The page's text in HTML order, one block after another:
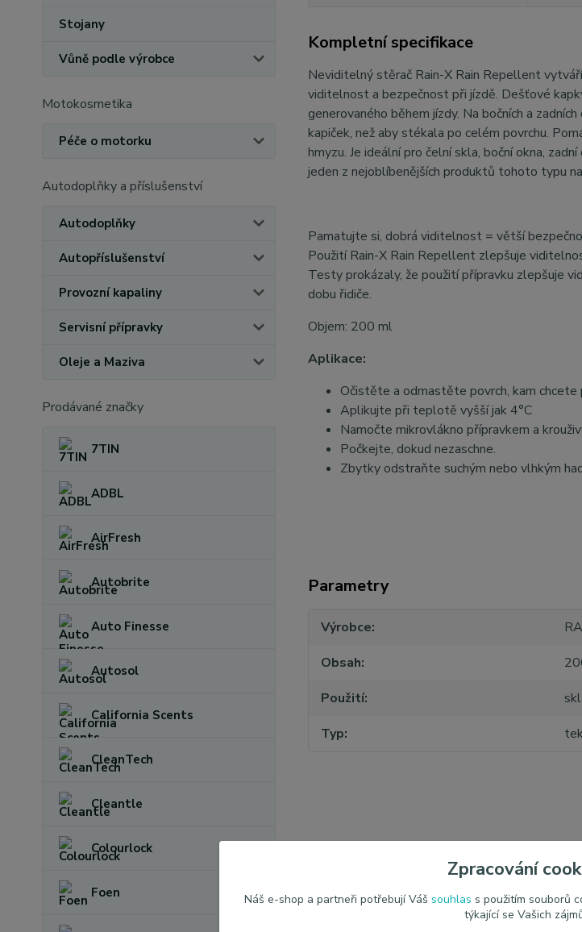
Stojany
Vůně podle výrobce
Motokosmetika
Péče o motorku
Autodoplňky a příslušenství
Autodoplňky
Autopříslušenství
Provozní kapaliny
Servisní přípravky
Oleje a Maziva
Prodávané značky
7TIN
ADBL
AirFresh
Autobrite
Auto Finesse
Autosol
California Scents
CleanTech
Cleantle
Colourlock
Foen
Kompletní specifikace
Neviditelný stěrač Rain-X Rain Repellent
viditelnost a bezpečnost při jízdě. Dešťové
generovaného během jízdy. Na bočních a
kapiček, než aby stékala po celém povrchu.
hmyzu. Je ideální pro čelní skla, boční okna,
jeden z nejoblíbenějších produktů tohoto typu
Pamatujte si, dobrá viditelnost = větší
Použití Rain-X Rain Repellent zlepšuje
Testy prokázaly, že použití přípravku zlepšuje
dobu řidiče.
Objem: 200 ml
Aplikace:
Očistěte a odmastěte povrch, kam chcete
Aplikujte při teplotě vyšší jak 4°C
Namočte mikrovlákno přípravkem a
Počkejte, dokud nezaschne.
Zbytky odstraňte suchým nebo vlhkým
Parametry
Výrobce
Obsah
Použití
Typ
Zboží zařazeno v kategoriích
Exteriér
Čištění
stěrače
Zpracování
Náš e-shop a partneři potřebují Váš souhlas s použitím souborů
týkající se Vašich